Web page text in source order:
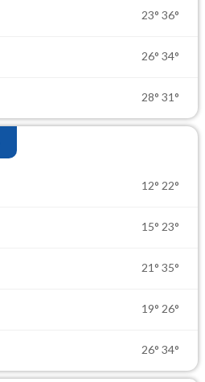
23° 36°
26° 34°
28° 31°
12° 22°
15° 23°
21° 35°
19° 26°
26° 34°